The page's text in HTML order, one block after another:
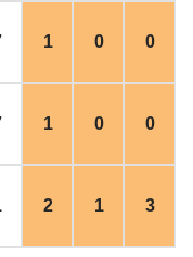
1 0 0
1 0 0
2 1 3